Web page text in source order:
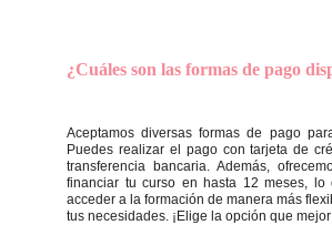
¿Cuáles son las formas de pago
Aceptamos diversas formas de pago
Puedes realizar el pago con tarjeta de
transferencia bancaria. Además,
financiar tu curso en hasta 12 meses, lo
acceder a la formación de manera más
tus necesidades. ¡Elige la opción que